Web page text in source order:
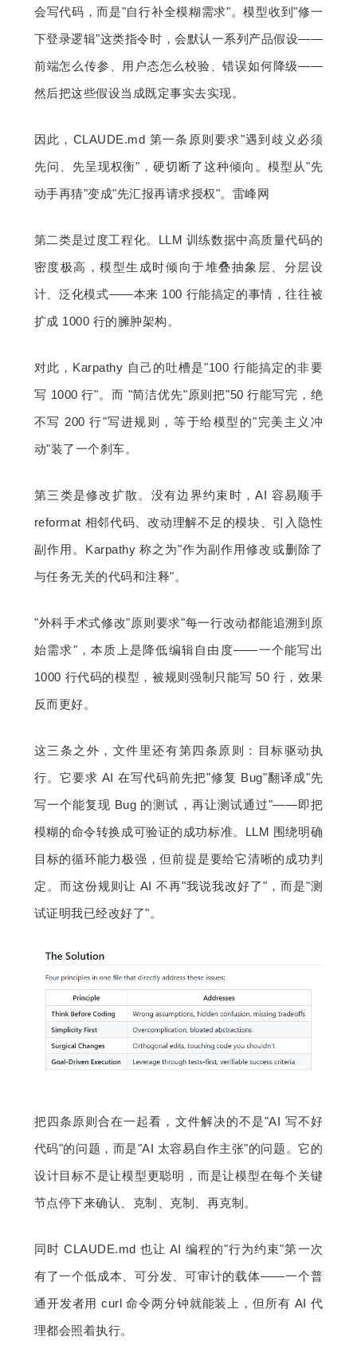
会写代码，而是"自行补全模糊需求"。模型收到"修一
下登录逻辑"这类指令时，会默认一系列产品假设——
前端怎么传参、用户态怎么校验、错误如何降级——
然后把这些假设当成既定事实去实现。
因此，CLAUDE.md 第一条原则要求"遇到歧义必须
先问、先呈现权衡"，硬切断了这种倾向。模型从"先
动手再猜"变成"先汇报再请求授权"。雷峰网
第二类是过度工程化。LLM 训练数据中高质量代码的
密度极高，模型生成时倾向于堆叠抽象层、分层设
计、泛化模式——本来 100 行能搞定的事情，往往被
扩成 1000 行的臃肿架构。
对此，Karpathy 自己的吐槽是"100 行能搞定的非要
写 1000 行"。而 "简洁优先"原则把"50 行能写完，绝
不写 200 行"写进规则，等于给模型的"完美主义冲
动"装了一个刹车。
第三类是修改扩散。没有边界约束时，AI 容易顺手
reformat 相邻代码、改动理解不足的模块、引入隐性
副作用。Karpathy 称之为"作为副作用修改或删除了
与任务无关的代码和注释"。
"外科手术式修改"原则要求"每一行改动都能追溯到原
始需求"，本质上是降低编辑自由度——一个能写出
1000 行代码的模型，被规则强制只能写 50 行，效果
反而更好。
这三条之外，文件里还有第四条原则：目标驱动执
行。它要求 AI 在写代码前先把"修复 Bug"翻译成"先
写一个能复现 Bug 的测试，再让测试通过"——即把
模糊的命令转换成可验证的成功标准。LLM 围绕明确
目标的循环能力极强，但前提是要给它清晰的成功判
定。而这份规则让 AI 不再"我说我改好了"，而是"测
试证明我已经改好了"。
把四条原则合在一起看，文件解决的不是"AI 写不好
代码"的问题，而是"AI 太容易自作主张"的问题。它的
设计目标不是让模型更聪明，而是让模型在每个关键
节点停下来确认、克制、克制、再克制。
同时 CLAUDE.md 也让 AI 编程的"行为约束"第一次
有了一个低成本、可分发、可审计的载体——一个普
通开发者用 curl 命令两分钟就能装上，但所有 AI 代
理都会照着执行。